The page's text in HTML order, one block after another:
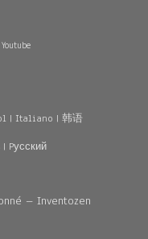
Youtube
| Italiano | 韩语
| Pусский
– Inventozen